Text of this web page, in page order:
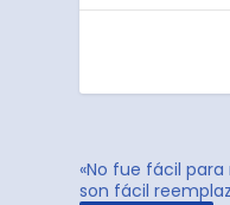
«No fue fácil
son fácil